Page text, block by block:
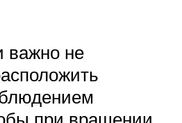
важно не
при вращении